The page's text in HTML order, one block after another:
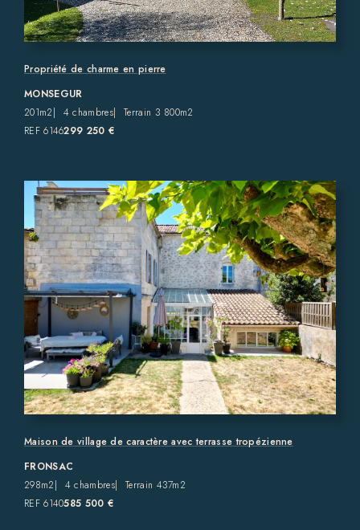
Propriété de charme en pierre
MONSEGUR
201m2
4 chambres
Terrain 3 800m2
REF 6146299 250 €
Maison de village de caractère avec terrasse tropézienne
FRONSAC
298m2
4 chambres
Terrain 437m2
REF 6140585 500 €